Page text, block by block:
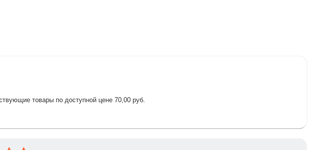
товары по доступной цене 70,00 руб.